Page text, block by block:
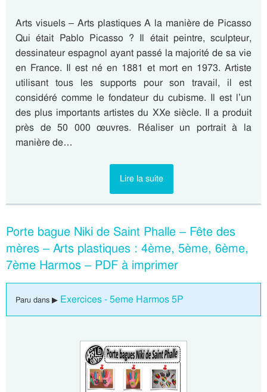
Arts visuels – Arts plastiques A la manière de Picasso
Qui était Pablo Picasso ? Il était peintre, sculpteur,
dessinateur espagnol ayant passé la majorité de sa vie
en France. Il est né en 1881 et mort en 1973. Artiste
utilisant tous les supports pour son travail, il est
considéré comme le fondateur du cubisme. Il est l’un
des plus importants artistes du XXe siècle. Il a produit
près de 50 000 œuvres. Réaliser un portrait à la
manière de…
Lire la suite
Porte bague Niki de Saint Phalle – Fête des
mères – Arts plastiques : 4ème, 5ème, 6ème,
7ème Harmos – PDF à imprimer
Paru dans ▶ Exercices - 5eme Harmos 5P